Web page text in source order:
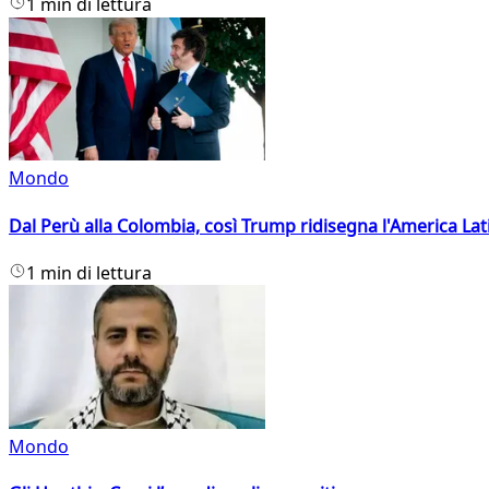
1 min di lettura
Mondo
Dal Perù alla Colombia, così Trump ridisegna l'America
1 min di lettura
Mondo